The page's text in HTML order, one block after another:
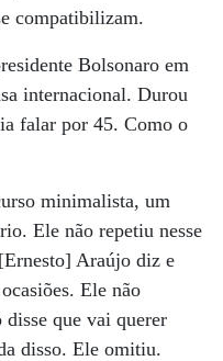
compatibilizam.
Bolsonaro em
internacional. Durou
falar por 45. Como o
minimalista, um
Ele não repetiu nesse
Araújo diz e
Ele não
que vai querer
disso. Ele omitiu.